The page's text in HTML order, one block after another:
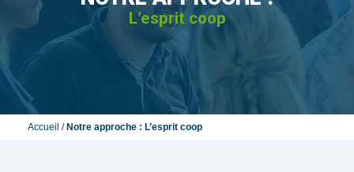
L’esprit coop
Accueil / Notre approche : L’esprit coop